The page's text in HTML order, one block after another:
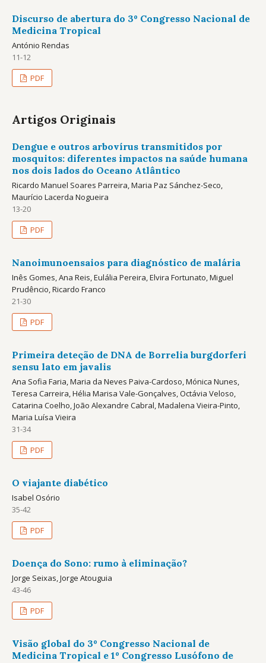
Discurso de abertura do 3º Congresso Nacional de
Medicina Tropical
António Rendas
11-12
PDF
Artigos Originais
Dengue e outros arbovírus transmitidos por
mosquitos: diferentes impactos na saúde humana
nos dois lados do Oceano Atlântico
Ricardo Manuel Soares Parreira, Maria Paz Sánchez-Seco,
Maurício Lacerda Nogueira
13-20
PDF
Nanoimunoensaios para diagnóstico de malária
Inês Gomes, Ana Reis, Eulália Pereira, Elvira Fortunato, Miguel
Prudêncio, Ricardo Franco
21-30
PDF
Primeira deteção de DNA de Borrelia burgdorferi
sensu lato em javalis
Ana Sofia Faria, Maria da Neves Paiva-Cardoso, Mónica Nunes,
Teresa Carreira, Hélia Marisa Vale-Gonçalves, Octávia Veloso,
Catarina Coelho, João Alexandre Cabral, Madalena Vieira-Pinto,
Maria Luísa Vieira
31-34
PDF
O viajante diabético
Isabel Osório
35-42
PDF
Doença do Sono: rumo à eliminação?
Jorge Seixas, Jorge Atouguia
43-46
PDF
Visão global do 3º Congresso Nacional de
Medicina Tropical e 1º Congresso Lusófono de